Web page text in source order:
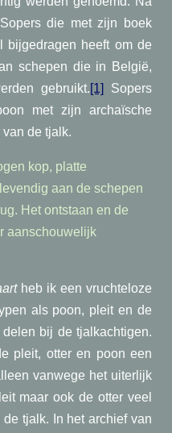
die met zijn boek
bijgedragen heeft om de
schepen die in België,
gebruikt.[1]
Sopers
met zijn archaïsche
de tjalk.
kop, platte
aan de schepen
Het ontstaan en de
aanschouwelijk
heb ik een vruchteloze
als poon, pleit en de
bij de tjalkachtigen.
pleit, otter en poon een
vanwege het uiterlijk
maar ook de otter veel
tjalk. In het archief van